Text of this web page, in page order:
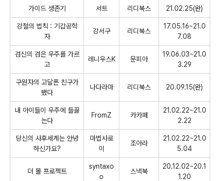
가이드 생존기 서트 리디북스 21.02.25(완)
강철의 법칙 : 기갑공학
자
강서구 리디북스
17.05.16~21.0
7.08
검신의 검은 우주를 가르
고
레니우스K 문피아
19.06.03~21.0
3.29
구원자의 고달픈 친구가
됐다
나다라마 리디북스 20.09.15(완)
내 아이들이 우주에 들끓
는다
FromZ 카카페
21.02.22~21.0
2.22
당신의 사후세계는 안녕
하신가요?
마법사로
이
조아라
21.02.22~21.0
5.04
더 몰 프로젝트
syntaxo
o
스낵북
20.12.02~20.1
1.20